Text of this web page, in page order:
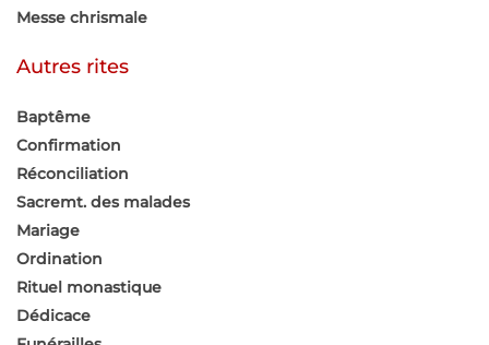
Messe chrismale
Autres rites
Baptême
Confirmation
Réconciliation
Sacremt. des malades
Mariage
Ordination
Rituel monastique
Dédicace